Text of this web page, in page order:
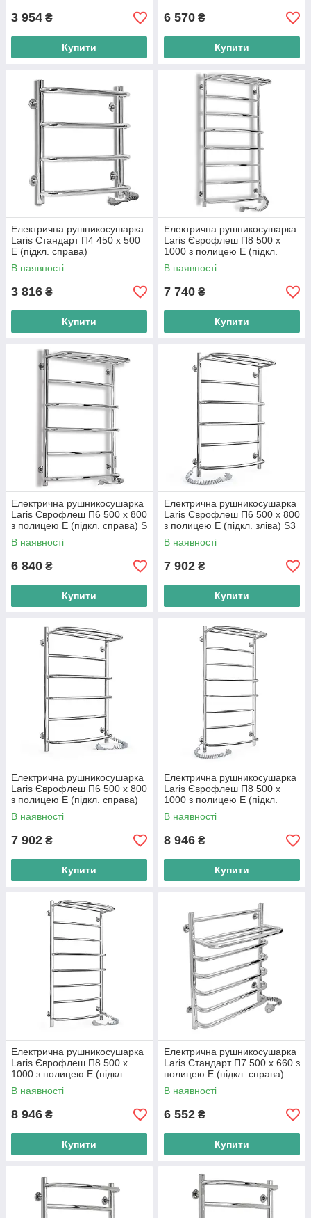
3 954 ₴
Купити
6 570 ₴
Купити
Електрична рушникосушарка
Laris Стандарт П4 450 х 500
Е (підкл. справа)
В наявності
3 816 ₴
Купити
Електрична рушникосушарка
Laris Єврофлеш П8 500 х
1000 з полицею Е (підкл.
справа) S
В наявності
7 740 ₴
Купити
Електрична рушникосушарка
Laris Єврофлеш П6 500 х 800
з полицею Е (підкл. справа) S
В наявності
6 840 ₴
Купити
Електрична рушникосушарка
Laris Єврофлеш П6 500 х 800
з полицею Е (підкл. зліва) S3
В наявності
7 902 ₴
Купити
Електрична рушникосушарка
Laris Єврофлеш П6 500 х 800
з полицею Е (підкл. справа)
S3
В наявності
7 902 ₴
Купити
Електрична рушникосушарка
Laris Єврофлеш П8 500 х
1000 з полицею Е (підкл.
зліва) S3
В наявності
8 946 ₴
Купити
Електрична рушникосушарка
Laris Єврофлеш П8 500 х
1000 з полицею Е (підкл.
справа) S3
В наявності
8 946 ₴
Купити
Електрична рушникосушарка
Laris Стандарт П7 500 х 660 з
полицею Е (підкл. справа)
(рег.на вилці)
В наявності
6 552 ₴
Купити